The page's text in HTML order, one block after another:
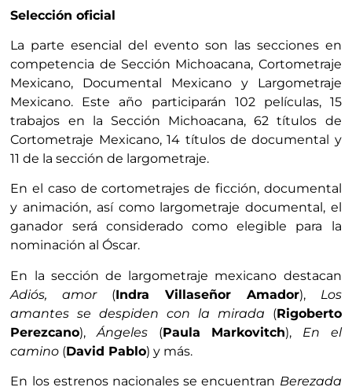
Selección oficial
La parte esencial del evento son las secciones en
competencia de Sección Michoacana, Cortometraje
Mexicano, Documental Mexicano y Largometraje
Mexicano. Este año participarán 102 películas, 15
trabajos en la Sección Michoacana, 62 títulos de
Cortometraje Mexicano, 14 títulos de documental y
11 de la sección de largometraje.
En el caso de cortometrajes de ficción, documental
y animación, así como largometraje documental, el
ganador será considerado como elegible para la
nominación al Óscar.
En la sección de largometraje mexicano destacan
Adiós, amor(Indra Villaseñor Amador), Los
amantes se despiden con la mirada (Rigoberto
Perezcano),Ángeles (Paula Markovitch), En el
camino (David Pablo) y más.
En los estrenos nacionales se encuentran Berezada